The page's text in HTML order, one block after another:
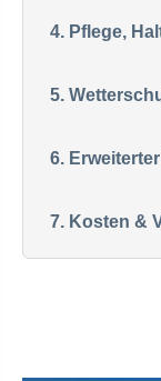
4. Pflege,
5.
6.
7. Kosten &